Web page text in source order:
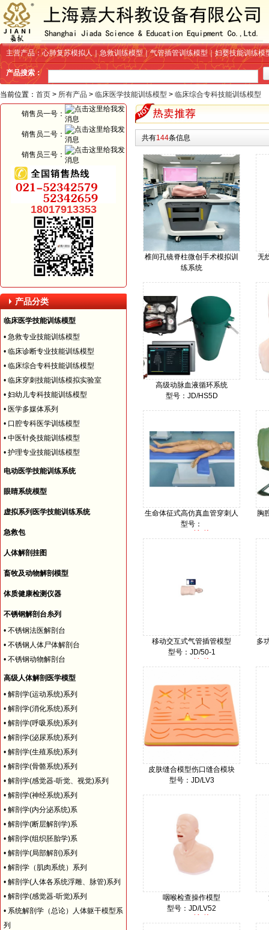
主营产品：心肺复苏模拟人｜急救训练模型｜气管插管训练模型｜妇婴技能训练模
产品搜索：
当前位置： 首页 > 所有产品 > 临床医学技能训练模型 > 临床综合专科技能训练模型
共有144条信息
椎间孔镜脊柱微创手术模拟训
练系统
无
高级动脉血液循环系统
型号：JD/HS5D
生命体征式高仿真血管穿刺人
型号：
胸
移动交互式气管插管模型
型号：JD/50-1
多
皮肤缝合模型伤口缝合模块
型号：JD/LV3
咽喉检查操作模型
型号：JD/LV52
销售员一号：
销售员二号：
销售员三号：
18017913353
产品分类
临床医学技能训练模型
• 急救专业技能训练模型
• 临床诊断专业技能训练模型
• 临床综合专科技能训练模型
• 临床穿刺技能训练模拟实验室
• 妇幼儿专科技能训练模型
• 医学多媒体系列
• 口腔专科医学训练模型
• 中医针灸技能训练模型
• 护理专业技能训练模型
电动医学技能训练系统
眼睛系统模型
虚拟系列医学技能训练系统
急救包
人体解剖挂图
畜牧及动物解剖模型
体质健康检测仪器
不锈钢解剖台糸列
• 不锈钢法医解剖台
• 不锈钢人体尸体解剖台
• 不锈钢动物解剖台
高级人体解剖医学模型
• 解剖学(运动系统)系列
• 解剖学(消化系统)系列
• 解剖学(呼吸系统)系列
• 解剖学(泌尿系统)系列
• 解剖学(生殖系统)系列
• 解剖学(骨骼系统)系列
• 解剖学(感觉器-听觉、视觉)系列
• 解剖学(神经系统)系列
• 解剖学(内分泌系统)系
• 解剖学(断层解剖学)系
• 解剖学(组织胚胎学)系
• 解剖学(局部解剖)系列
• 解剖学（肌肉系统）系列
• 解剖学(人体各系统浮雕、脉管)系列
• 解剖学(感觉器-听觉)系列
• 系统解剖学（总论）人体躯干模型系
列